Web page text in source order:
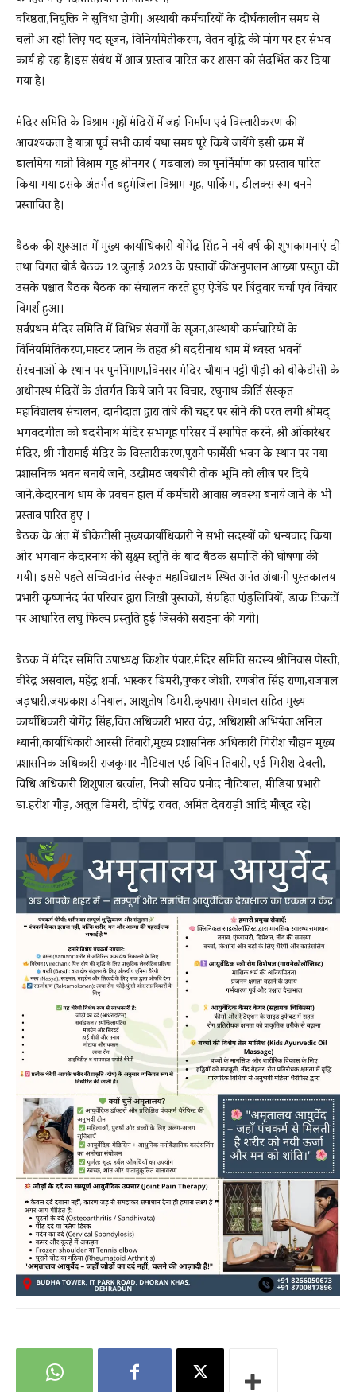
वरिष्ठता,नियुक्ति ने सुविधा होगी। अस्थायी कर्मचारियों के दीर्घकालीन समय से
चली आ रही लिए पद सृजन, विनियमितीकरण, वेतन वृद्धि की मांग पर हर संभव
कार्य हो रहा है।इस संबंध में आज प्रस्ताव पारित कर शासन को संदर्भित कर दिया
गया है।
मंदिर समिति के विश्राम गृहों मंदिरों में जहां निर्माण एवं विस्तारीकरण की
आवश्यकता है यात्रा पूर्व सभी कार्य यथा समय पूरे किये जायेंगे इसी क्रम में
डालमिया यात्री विश्राम गृह श्रीनगर ( गढवाल) का पुनर्निर्माण का प्रस्ताव पारित
किया गया इसके अंतर्गत बहुमंजिला विश्राम गृह, पार्किंग, डीलक्स रूम बनने
प्रस्तावित है।
बैठक की शुरूआत में मुख्य कार्याधिकारी योगेंद्र सिंह ने नये वर्ष की शुभकामनाएं दी
तथा विगत बोर्ड बैठक 12 जुलाई 2023 के प्रस्तावों कीअनुपालन आख्या प्रस्तुत की
उसके पश्चात बैठक बैठक का संचालन करते हुए ऐजेंडे पर बिंदुवार चर्चा एवं विचार
विमर्श हुआ।
सर्वप्रथम मंदिर समिति में विभिन्न संवर्गों के सृजन,अस्थायी कर्मचारियों के
विनियमितिकरण,मास्टर प्लान के तहत श्री बदरीनाथ धाम में ध्वस्त भवनों
संरचनाओं के स्थान पर पुनर्निमाण,विनसर मंदिर चौथान पट्टी पौड़ी को बीकेटीसी के
अधीनस्थ मंदिरों के अंतर्गत किये जाने पर विचार, रघुनाथ कीर्ति संस्कृत
महाविद्यालय संचालन, दानीदाता द्वारा तांबे की चद्दर पर सोने की परत लगी श्रीमद्
भगवदगीता को बदरीनाथ मंदिर सभागृह परिसर में स्थापित करने, श्री ओंकारेश्वर
मंदिर, श्री गौरामाई मंदिर के विस्तारीकरण,पुराने फार्मेसी भवन के स्थान पर नया
प्रशासनिक भवन बनाये जाने, उखीमठ जयबीरी तोक भूमि को लीज पर दिये
जाने,केदारनाथ धाम के प्रवचन हाल में कर्मचारी आवास व्यवस्था बनाये जाने के भी
प्रस्ताव पारित हुए ।
बैठक के अंत में बीकेटीसी मुख्यकार्याधिकारी ने सभी सदस्यों को धन्यवाद किया
ओर भगवान केदारनाथ की सूक्ष्म स्तुति के बाद बैठक समाप्ति की घोषणा की
गयी। इससे पहले सच्चिदानंद संस्कृत महाविद्यालय स्थित अनंत अंबानी पुस्तकालय
प्रभारी कृष्णानंद पंत परिवार द्वारा लिखी पुस्तकों, संग्रहित पा़ंडुलिपियों, डाक टिकटों
पर आधारित लघु फिल्म प्रस्तुति हुई जिसकी सराहना की गयी।
बैठक में मंदिर समिति उपाध्यक्ष किशोर पंवार,मंदिर समिति सदस्य श्रीनिवास पोस्ती,
वीरेंद्र असवाल, महेंद्र शर्मा, भास्कर डिमरी,पुष्कर जोशी, रणजीत सिंह राणा,राजपाल
जड़धारी,जयप्रकाश उनियाल, आशुतोष डिमरी,कृपाराम सेमवाल सहित मुख्य
कार्याधिकारी योगेंद्र सिंह,वित्त अधिकारी भारत चंद्र, अधिशासी अभियंता अनिल
ध्यानी,कार्याधिकारी आरसी तिवारी,मुख्य प्रशासनिक अधिकारी गिरीश चौहान मुख्य
प्रशासनिक अधिकारी राजकुमार नौटियाल एई विपिन तिवारी, एई गिरीश देवली,
विधि अधिकारी शिशुपाल बर्त्वाल, निजी सचिव प्रमोद नौटियाल, मीडिया प्रभारी
डा.हरीश गौड़, अतुल डिमरी, दीपेंद्र रावत, अमित देवराड़ी आदि मौजूद रहे।